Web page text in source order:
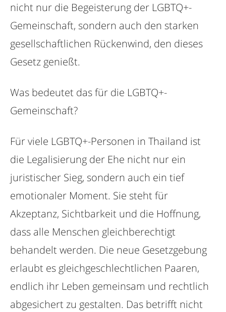
nicht nur die Begeisterung der LGBTQ+-
Gemeinschaft, sondern auch den starken
gesellschaftlichen Rückenwind, den dieses
Gesetz genießt.
Was bedeutet das für die LGBTQ+-
Gemeinschaft?
Für viele LGBTQ+-Personen in Thailand ist
die Legalisierung der Ehe nicht nur ein
juristischer Sieg, sondern auch ein tief
emotionaler Moment. Sie steht für
Akzeptanz, Sichtbarkeit und die Hoffnung,
dass alle Menschen gleichberechtigt
behandelt werden. Die neue Gesetzgebung
erlaubt es gleichgeschlechtlichen Paaren,
endlich ihr Leben gemeinsam und rechtlich
abgesichert zu gestalten. Das betrifft nicht